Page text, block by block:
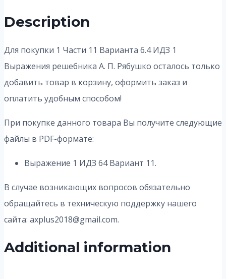
Description
Для покупки 1 Части 11 Варианта 6.4 ИДЗ 1
Выражения решебника А. П. Рябушко осталось только
добавить товар в корзину, оформить заказ и
оплатить удобным способом!
При покупке данного товара Вы получите следующие
файлы в PDF-формате:
Выражение 1 ИДЗ 64 Вариант 11.
В случае возникающих вопросов обязательно
обращайтесь в техническую поддержку нашего
сайта: axplus2018@gmail.com.
Additional information